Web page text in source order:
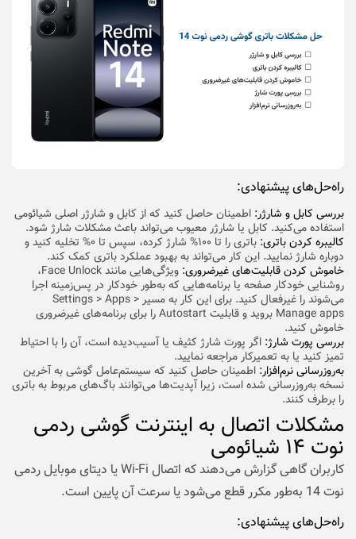
راه‌حل‌های پیشنهادی:
بررسی کابل و شارژر: اطمینان حاصل کنید که از کابل و شارژر اصلی شیائومی
استفاده می‌کنید. کابل یا شارژر معیوب می‌تواند باعث مشکلات شارژ شود.
کالیبره کردن باتری:
باتری را تا ۱۰۰% شارژ کرده، سپس تا ۰% تخلیه کنید و
دوباره شارژ نمایید. این کار می‌تواند به بهبود عملکرد باتری کمک کند.
خاموش کردن قابلیت‌های غیرضروری:
ویژگی‌هایی مانند Face Unlock،
روشنایی خودکار صفحه یا برنامه‌هایی که به‌طور خودکار در پس‌زمینه اجرا
می‌شوند را غیرفعال کنید. برای این کار به مسیر Settings > Apps >
Manage apps بروید و قابلیت Autostart را برای برنامه‌های غیرضروری
خاموش کنید.
بررسی پورت شارژ: اگر پورت شارژ کثیف یا آسیب‌دیده است، آن را با احتیاط
تمیز کنید یا به تعمیرکار مراجعه نمایید.
به‌روزرسانی نرم‌افزار: اطمینان حاصل کنید که سیستم‌عامل گوشی به آخرین
نسخه به‌روزرسانی شده است، زیرا آپدیت‌ها می‌توانند باگ‌های مربوط به باتری
را برطرف کنند.
مشکلات اتصال به اینترنت گوشی ردمی
نوت ۱۴ شیائومی
کاربران گاهی گزارش می‌دهند که اتصال Wi-Fi یا دیتای موبایل ردمی
نوت 14 به‌طور مکرر قطع می‌شود یا سرعت آن پایین است.
راه‌حل‌های پیشنهادی: